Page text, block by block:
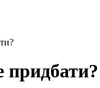
придбати?